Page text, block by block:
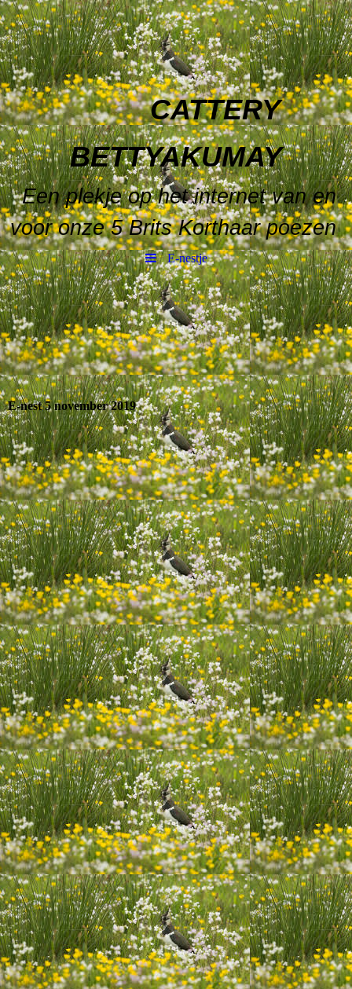
CATTERY
BETTYAKUMAY
Een plekje op het internet van en
voor onze 5 Brits Korthaar poezen
E-nestje
E-nest 5 november 2019